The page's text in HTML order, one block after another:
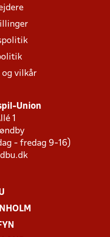
og vilkår
Union
1
- fredag 9-16)